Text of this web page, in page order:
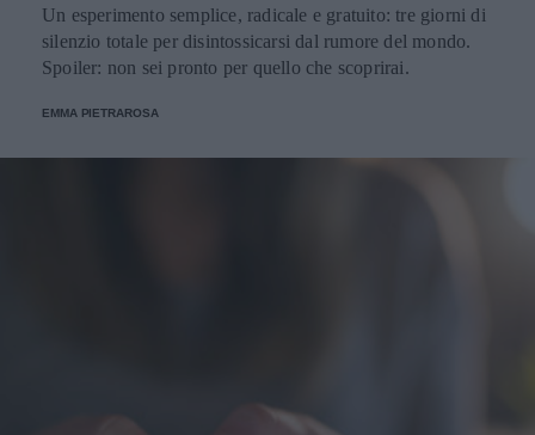
Un esperimento semplice, radicale e gratuito: tre giorni di
silenzio totale per disintossicarsi dal rumore del mondo.
Spoiler: non sei pronto per quello che scoprirai.
EMMA PIETRAROSA